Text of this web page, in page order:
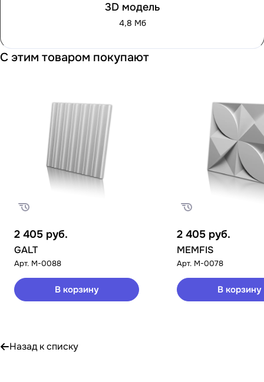
3D модель
4,8 Мб
С этим товаром покупают
2 405 руб.
GALT
Арт. M-0088
В корзину
2 405 руб.
MEMFIS
Арт. M-0078
В корзину
Назад к списку